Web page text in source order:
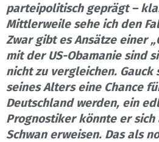
parteipolitisch geprägt –
Mittlerweile sehe ich den
Zwar gibt es Ansätze einer
mit der US-Obamanie sind
nicht zu vergleichen.
seines Alters eine Chance
Deutschland werden, ein
Prognostiker könnte er sich
Schwan erweisen. Das als